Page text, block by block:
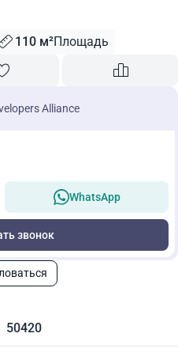
110 м²Площадь
Alliance
WhatsApp
звонок
50420